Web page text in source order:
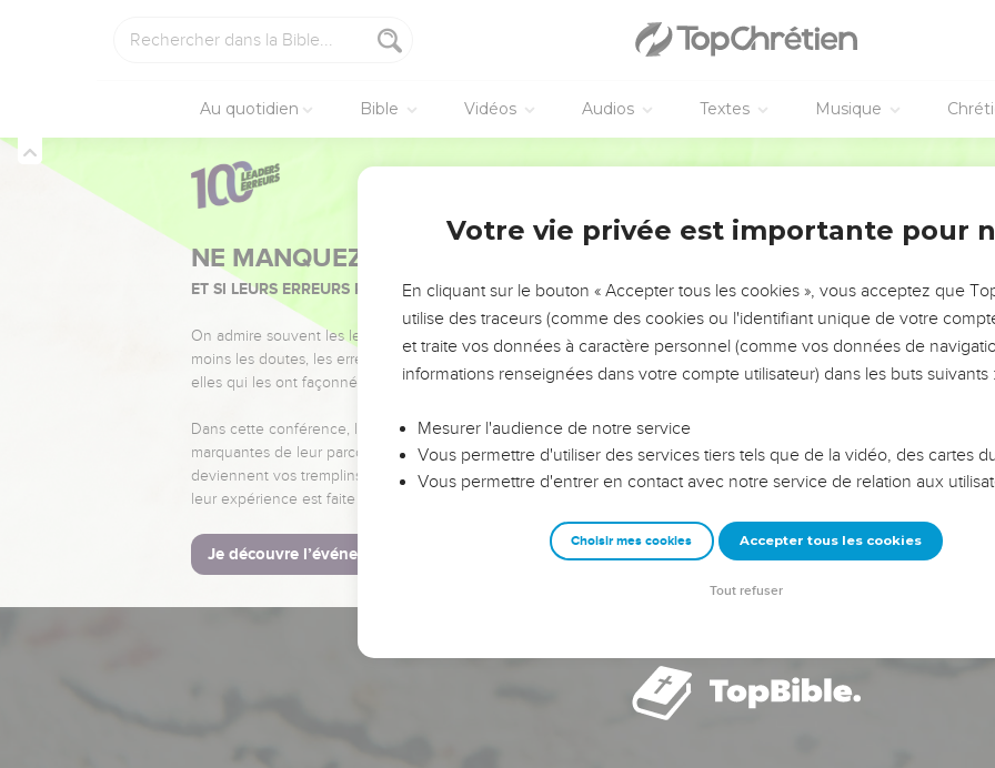
Au quotidien Bible Vidéos Audios Textes Musique
NE MANQUEZ PAS L’ÉVÉNEMENT DE L’ANNÉE !
ET SI LEURS ERREURS POUVAIENT VOUS ÉVITER LES VOTRES ?
On admire souvent les leaders pour leurs réussites, leur impact, leur foi ou leur vision. Mais on voit
moins les doutes, les erreurs et les saisons difficiles qu'ils ont traversés, alors même que ce sont
elles qui les ont façonnés.
Dans cette conférence, leaders, entrepreneurs, et responsables reviennent sur les erreurs
marquantes de leur parcours et les clés pour avancer avec plus de sagesse afin que leurs erreurs
deviennent vos tremplins. Que vous guidiez un ministère, une équipe, un groupe ou une famille,
leur expérience est faite pour vous.
Je découvre l’événement
Votre vie privée est importante pour
En cliquant sur le bouton « Accepter tous les cookies », vous acceptez que
utilise des traceurs (comme des cookies ou l'identifiant unique de votre
et traite vos données à caractère personnel (comme vos données de
informations renseignées dans votre compte utilisateur) dans les buts suivants :
Mesurer l'audience de notre service
Vous permettre d'utiliser des services tiers tels que de la vidéo, des cartes
Vous permettre d'entrer en contact avec notre service de relation aux
Choisir mes cookies Accepter tous les cookies
Tout refuser